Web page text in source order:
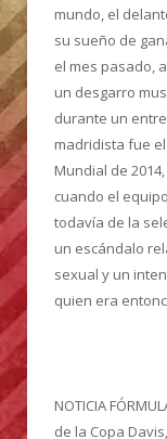
mundo, el
su sueño de
el mes pasado,
un desgarro
durante un
madridista fue
Mundial de
cuando el
todavía de la
un escándalo
sexual y un
quien era
NOTICIA
de la Copa